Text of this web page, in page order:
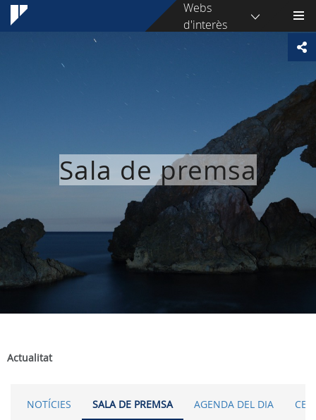
Webs
d'interès
Sala de premsa
Actualitat
NOTÍCIES SALA DE PREMSA AGENDA DEL DIA